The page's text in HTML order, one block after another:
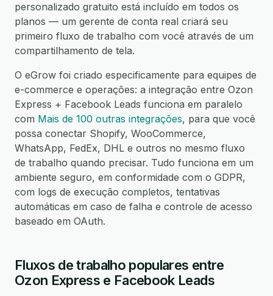
personalizado gratuito está incluído em todos os
planos — um gerente de conta real criará seu
primeiro fluxo de trabalho com você através de um
compartilhamento de tela.
O eGrow foi criado especificamente para equipes de
e-commerce e operações: a integração entre Ozon
Express + Facebook Leads funciona em paralelo
com Mais de 100 outras integrações, para que você
possa conectar Shopify, WooCommerce,
WhatsApp, FedEx, DHL e outros no mesmo fluxo
de trabalho quando precisar. Tudo funciona em um
ambiente seguro, em conformidade com o GDPR,
com logs de execução completos, tentativas
automáticas em caso de falha e controle de acesso
baseado em OAuth.
Fluxos de trabalho populares entre
Ozon Express e Facebook Leads